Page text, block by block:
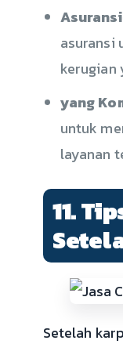
asuransi
kerugian
yang
untuk
layanan
11.
Setelah